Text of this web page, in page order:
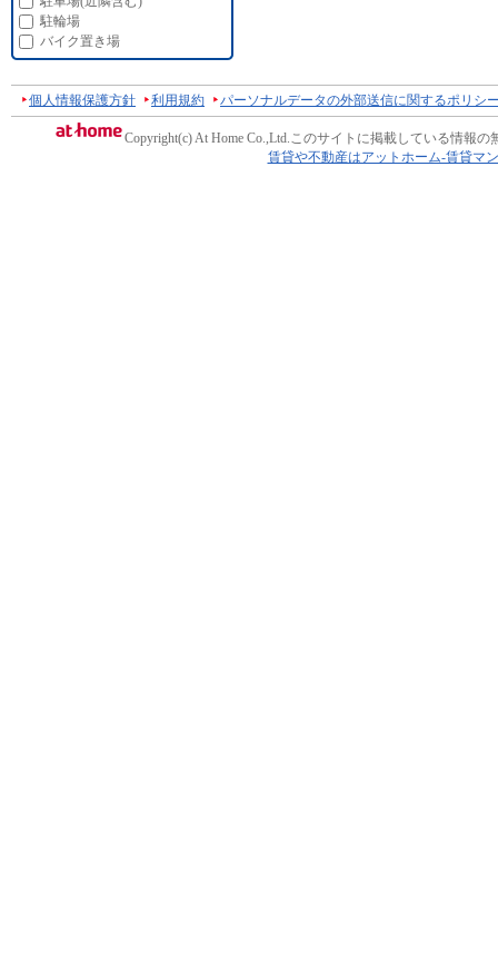
駐輪場
バイク置き場
個人情報保護方針 利用規約 パーソナルデータの外部送信に関するポリシ
Copyright(c) At Home Co.,Ltd.このサイトに掲載している情報の
賃貸や不動産はアットホーム-賃貸マ